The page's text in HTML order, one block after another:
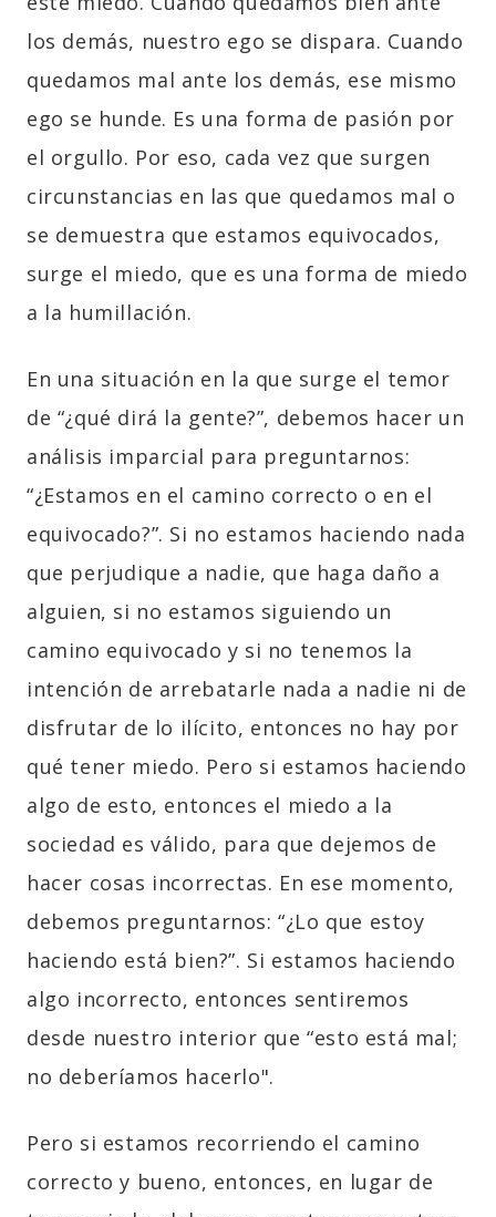
los demás, nuestro ego se dispara. Cuando
quedamos mal ante los demás, ese mismo
ego se hunde. Es una forma de pasión por
el orgullo. Por eso, cada vez que surgen
circunstancias en las que quedamos mal o
se demuestra que estamos equivocados,
surge el miedo, que es una forma de miedo
a la humillación.
En una situación en la que surge el temor
de “¿qué dirá la gente?”, debemos hacer un
análisis imparcial para preguntarnos:
“¿Estamos en el camino correcto o en el
equivocado?”. Si no estamos haciendo nada
que perjudique a nadie, que haga daño a
alguien, si no estamos siguiendo un
camino equivocado y si no tenemos la
intención de arrebatarle nada a nadie ni de
disfrutar de lo ilícito, entonces no hay por
qué tener miedo. Pero si estamos haciendo
algo de esto, entonces el miedo a la
sociedad es válido, para que dejemos de
hacer cosas incorrectas. En ese momento,
debemos preguntarnos: “¿Lo que estoy
haciendo está bien?”. Si estamos haciendo
algo incorrecto, entonces sentiremos
desde nuestro interior que “esto está mal;
no deberíamos hacerlo".
Pero si estamos recorriendo el camino
correcto y bueno, entonces, en lugar de